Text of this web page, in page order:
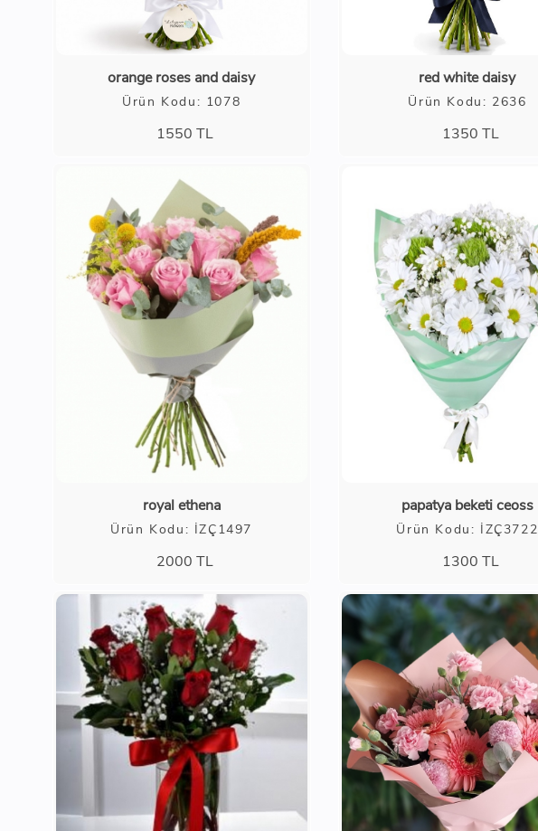
orange roses and daisy
Ürün Kodu: 1078
1550 TL
red white daisy
Ürün Kodu: 2636
1350 TL
royal ethena
Ürün Kodu: İZÇ1497
2000 TL
papatya beketi ceoss
Ürün Kodu: İZÇ3722
1300 TL